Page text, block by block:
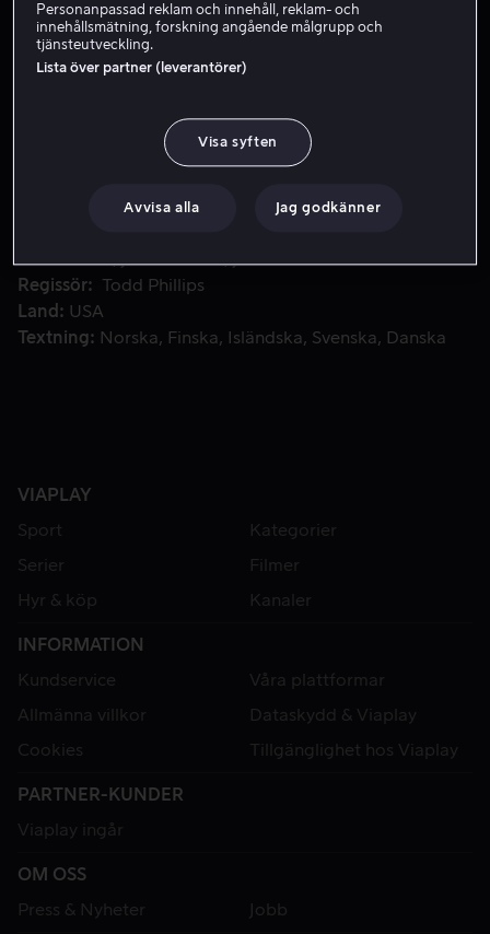
Se trailer
Vargflocken samlas för sista gången i Las Vegas -
Vargflocken samlas för sista gången i Las Vegas -
staden där allt började - och helvetet bryter lös då
staden faller sönder och blir helt förödd.
Regissör
Todd Phillips
Land
USA
Textning
Norska Finska Isländska Svenska Danska
VIAPLAY
Sport
Kategorier
Serier
Filmer
Hyr & köp
Kanaler
INFORMATION
Kundservice
Våra plattformar
Allmänna villkor
Dataskydd & Viaplay
Cookies
Tillgänglighet hos Viaplay
PARTNER-KUNDER
Viaplay ingår
OM OSS
Press & Nyheter
Jobb
Personanpassad reklam och innehåll, reklam- och
innehållsmätning, forskning angående målgrupp och
tjänsteutveckling.
Lista över partner (leverantörer)
Visa syften
Avvisa alla Jag godkänner